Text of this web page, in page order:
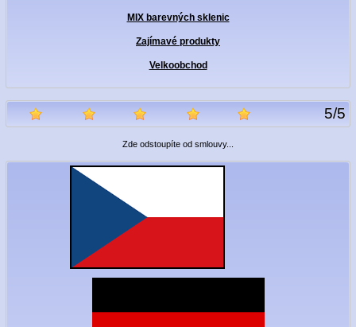
MIX barevných sklenic
Zajímavé produkty
Velkoobchod
5/5
Zde odstoupíte od smlouvy...